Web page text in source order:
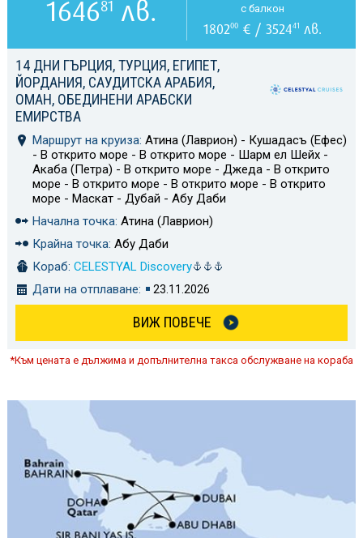
14 ДНИ ГЪРЦИЯ, ТУРЦИЯ, ЕГИПЕТ,
ЙОРДАНИЯ, САУДИТСКА АРАБИЯ,
ОМАН, ОБЕДИНЕНИ АРАБСКИ
ЕМИРСТВА
Маршрут на круиза: Атина (Лаврион) - Кушадасъ (Ефес)
- В открито море - В открито море - Шарм ел Шейх -
Акаба (Петра) - В открито море - Джеда - В открито
море - В открито море - В открито море - В открито
море - Маскат - Дубай - Абу Даби
Начална точка: Атина (Лаврион)
Крайна точка: Абу Даби
Кораб: CELESTYAL Discovery
Дати на отплаване:
23.11.2026
ВИЖ ПОВЕЧЕ
164681 лв. с балкон
180200 € / 352441 лв.
*Към цената е дължима и допълнителна такса обслужване на кораба